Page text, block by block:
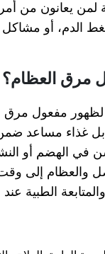
لمن يعانون من
الدم، أو مشاكل
مرق العظام؟
مفعول مرق
بل غذاء مساعد
الهضم أو
والعظام إلى
الطبية